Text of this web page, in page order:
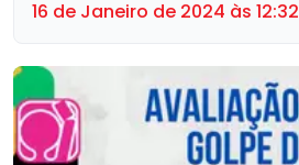
15.01
16 de Janeiro de 2024 às 12:32